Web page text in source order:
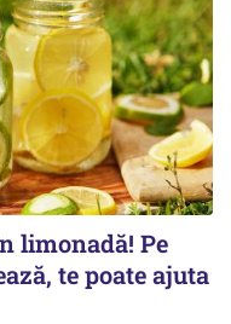
limonadă! Pe
te poate ajuta